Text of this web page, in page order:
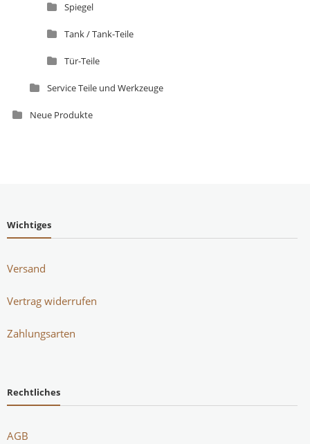
Spiegel
Tank / Tank-Teile
Tür-Teile
Service Teile und Werkzeuge
Neue Produkte
Wichtiges
Versand
Vertrag widerrufen
Zahlungsarten
Rechtliches
AGB